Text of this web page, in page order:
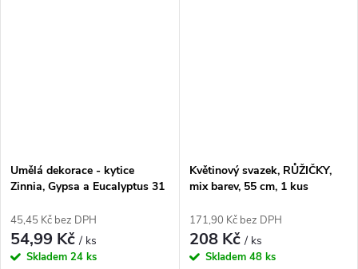
Umělá dekorace - kytice
Zinnia, Gypsa a Eucalyptus 31
45,45 Kč bez DPH
54,99 Kč/ ks
Skladem 24 ks
Květinový svazek, RŮŽIČKY,
mix barev, 55 cm, 1 kus
171,90 Kč bez DPH
208 Kč/ ks
Skladem 48 ks